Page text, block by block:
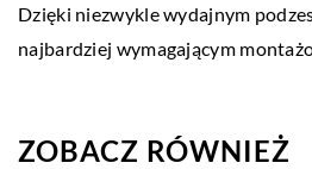
Dzięki niezwykle wydajnym
najbardziej wymagającym
ZOBACZ RÓWNIEŻ